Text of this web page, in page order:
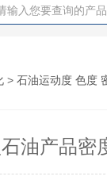
> 石油运动度 色度
油产品密